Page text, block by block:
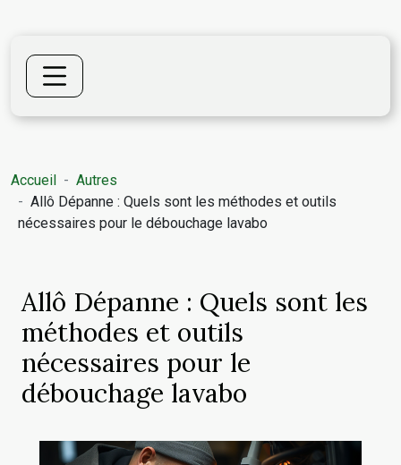
Accueil
Autres
Allô Dépanne : Quels sont les méthodes et outils
nécessaires pour le débouchage lavabo
Allô Dépanne : Quels sont les
méthodes et outils
nécessaires pour le
débouchage lavabo